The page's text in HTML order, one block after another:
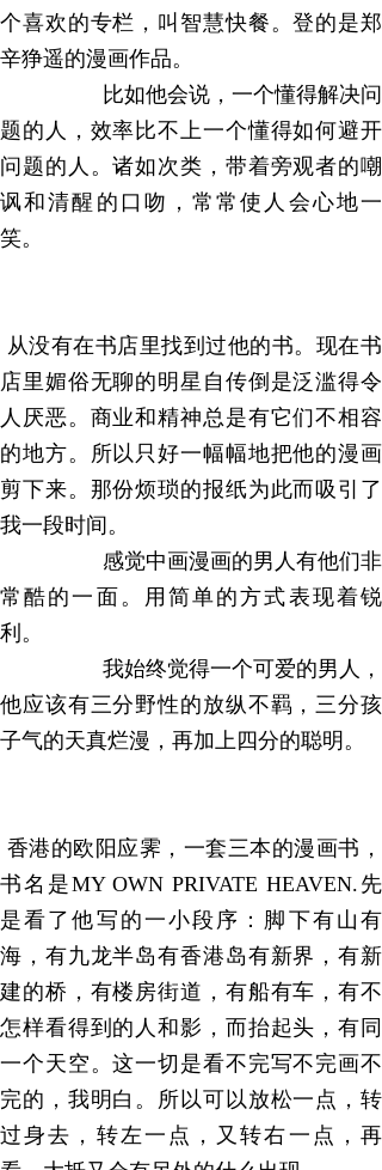
个喜欢的专栏，叫智慧快餐。登的是郑
辛狰遥的漫画作品。
比如他会说，一个懂得解决问
题的人，效率比不上一个懂得如何避开
问题的人。诸如次类，带着旁观者的嘲
讽和清醒的口吻，常常使人会心地一
笑。
从没有在书店里找到过他的书。现在书
店里媚俗无聊的明星自传倒是泛滥得令
人厌恶。商业和精神总是有它们不相容
的地方。所以只好一幅幅地把他的漫画
剪下来。那份烦琐的报纸为此而吸引了
我一段时间。
感觉中画漫画的男人有他们非
常酷的一面。用简单的方式表现着锐
利。
我始终觉得一个可爱的男人，
他应该有三分野性的放纵不羁，三分孩
子气的天真烂漫，再加上四分的聪明。
香港的欧阳应霁，一套三本的漫画书，
书名是MY OWN PRIVATE HEAVEN.先
是看了他写的一小段序：脚下有山有
海，有九龙半岛有香港岛有新界，有新
建的桥，有楼房街道，有船有车，有不
怎样看得到的人和影，而抬起头，有同
一个天空。这一切是看不完写不完画不
完的，我明白。所以可以放松一点，转
过身去，转左一点，又转右一点，再